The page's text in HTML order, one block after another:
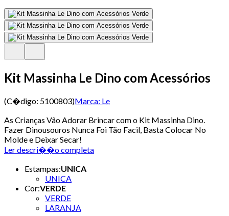
Kit Massinha Le Dino com Acessórios
(C�digo: 5100803)Marca: Le
As Crianças Vão Adorar Brincar com o Kit Massinha Dino.
Fazer Dinousouros Nunca Foi Tão Facil, Basta Colocar No
Molde e Deixar Secar!
Ler descri��o completa
Estampas:UNICA
UNICA
Cor:VERDE
VERDE
LARANJA